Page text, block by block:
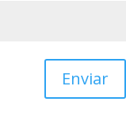
Enviar